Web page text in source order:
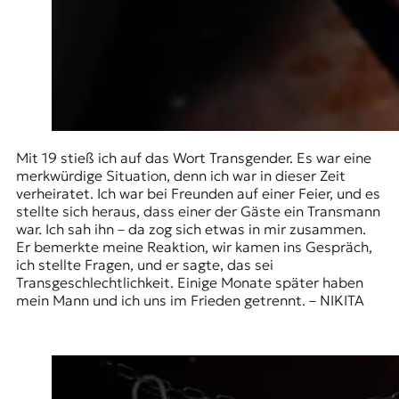
Mit 19 stieß ich auf das Wort Transgender. Es war eine
merkwürdige Situation, denn ich war in dieser Zeit
verheiratet. Ich war bei Freunden auf einer Feier, und es
stellte sich heraus, dass einer der Gäste ein Transmann
war. Ich sah ihn – da zog sich etwas in mir zusammen.
Er bemerkte meine Reaktion, wir kamen ins Gespräch,
ich stellte Fragen, und er sagte, das sei
Transgeschlechtlichkeit. Einige Monate später haben
mein Mann und ich uns im Frieden getrennt. – NIKITA